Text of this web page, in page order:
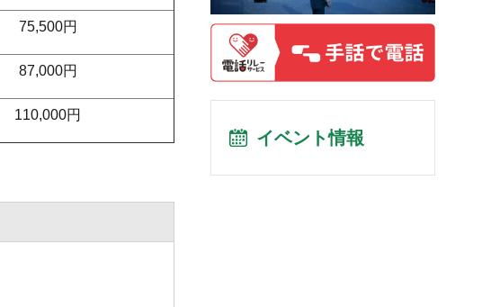
75,500円
87,000円
110,000円
イベント情報